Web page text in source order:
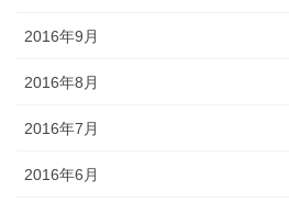
2016年9月
2016年8月
2016年7月
2016年6月